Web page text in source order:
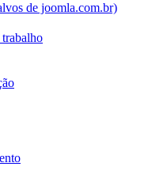
de joomla.com.br)